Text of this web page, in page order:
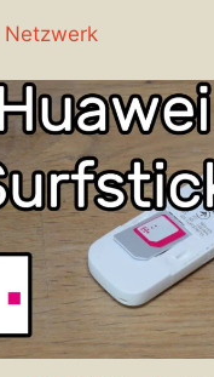
Netzwerk